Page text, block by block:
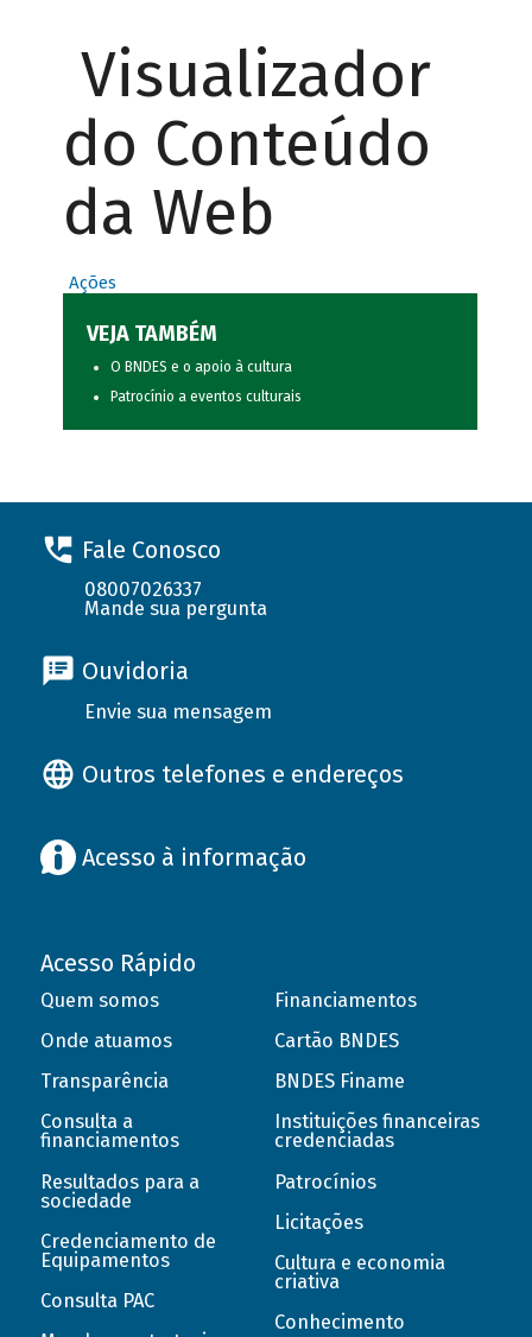
Visualizador
do Conteúdo
da Web
Ações
VEJA TAMBÉM
O BNDES e o apoio à cultura
Patrocínio a eventos culturais
Fale Conosco
08007026337
Mande sua pergunta
Ouvidoria
Envie sua mensagem
Outros telefones e endereços
Acesso à informação
Acesso Rápido
Quem somos
Onde atuamos
Transparência
Consulta a
financiamentos
Resultados para a
sociedade
Credenciamento de
Equipamentos
Consulta PAC
Financiamentos
Cartão BNDES
BNDES Finame
Instituições financeiras
credenciadas
Patrocínios
Licitações
Cultura e economia
criativa
Conhecimento